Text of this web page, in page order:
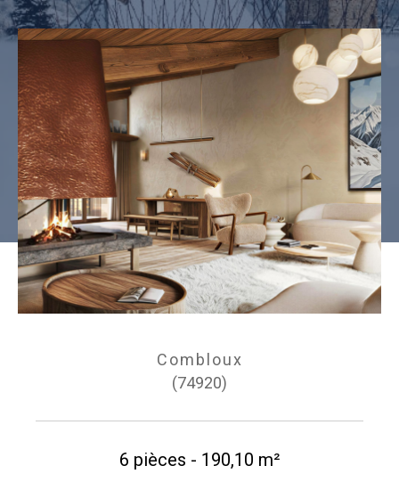
Combloux
(74920)
6 pièces - 190,10 m²